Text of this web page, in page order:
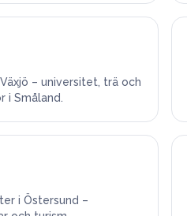
– universitet, trä och
i Småland.
i Östersund –